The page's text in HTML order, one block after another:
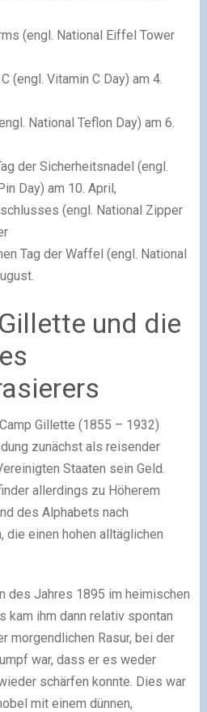
(engl. National Eiffel Tower
(engl. Vitamin C Day) am 4.
National Teflon Day) am 6.
der Sicherheitsnadel (engl.
Day) am 10. April,
(engl. National Zipper
Tag der Waffel (engl. National
und die
Gillette (1855 – 1932)
zunächst als reisender
Staaten sein Geld.
allerdings zu Höherem
des Alphabets nach
die einen hohen alltäglichen
des Jahres 1895 im heimischen
kam ihm dann relativ spontan
morgendlichen Rasur, bei der
war, dass er es weder
schärfen konnte. Dies war
mit einem dünnen,